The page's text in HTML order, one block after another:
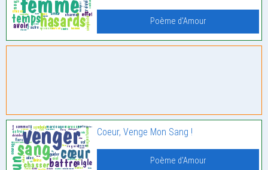
Poème d'Amour
Coeur, Venge Mon Sang !
Poème d'Amour